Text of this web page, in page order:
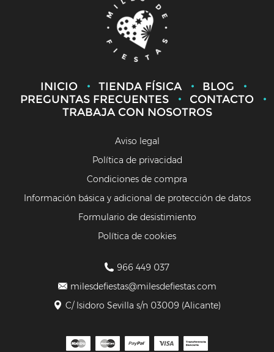
INICIO TIENDA FÍSICA
BLOG
PREGUNTAS FRECUENTES
CONTACTO
TRABAJA CON NOSOTROS
Aviso legal
Política de privacidad
Condiciones de compra
Información básica y adicional de protección de datos
Formulario de desistimiento
Política de cookies
966 449 037
milesdefiestas@milesdefiestas.com
C/ Isidoro Sevilla s/n 03009 (Alicante)